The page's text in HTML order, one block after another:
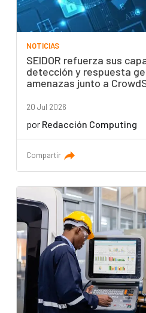
NOTICIAS
SEIDOR refuerza sus
detección y respuesta
amenazas junto a
20 Jul 2026
por Redacción Computing
Compartir